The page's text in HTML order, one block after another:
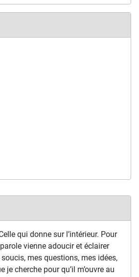
qui donne sur l’intérieur. Pour
vienne adoucir et éclairer
mes questions, mes idées,
cherche pour qu’il m’ouvre au